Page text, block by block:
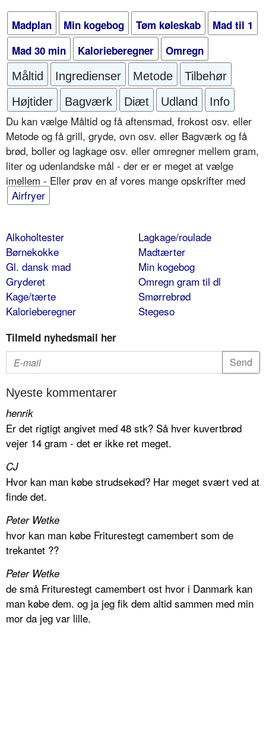
Madplan Min kogebog Tøm køleskab
Mad til 1
Mad 30 min
Kalorieberegner Omregn
Måltid Ingredienser Metode
Tilbehør
Højtider
Bagværk Diæt Udland Info
Du kan vælge Måltid og få aftensmad, frokost osv. eller
Metode og få grill, gryde, ovn osv. eller Bagværk og få
brød, boller og lagkage osv. eller omregner mellem gram,
liter og udenlandske mål - der er er meget at vælge
imellem - Eller prøv en af vores mange opskrifter med
Airfryer
Alkoholtester
Børnekokke
Gl. dansk mad
Gryderet
Kage/tærte
Kalorieberegner
Lagkage/roulade
Madtærter
Min kogebog
Omregn gram til dl
Smørrebrød
Stegeso
Tilmeld nyhedsmail her
Nyeste kommentarer
henrik
Er det rigtigt angivet med 48 stk? Så hver kuvertbrød
vejer 14 gram - det er ikke ret meget.
CJ
Hvor kan man købe strudsekød? Har meget svært ved at
finde det.
Peter Wetke
hvor kan man købe Friturestegt camembert som de
trekantet ??
Peter Wetke
de små Friturestegt camembert ost hvor i Danmark kan
man købe dem. og ja jeg fik dem altid sammen med min
mor da jeg var lille.